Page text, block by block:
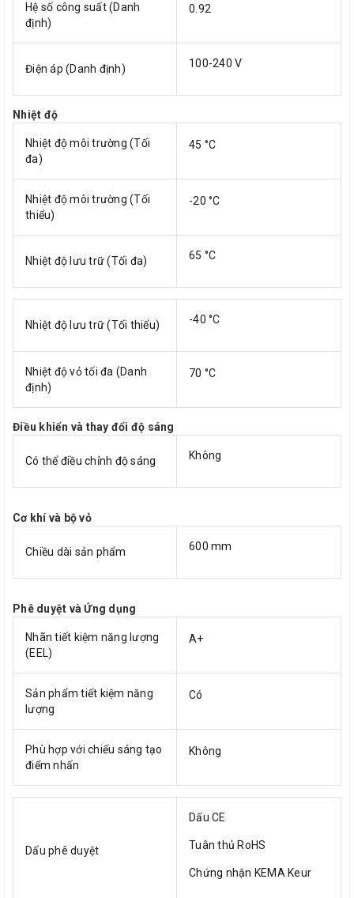
Hệ số công suất (Danh
định)
0.92
Điện áp (Danh định) 100-240 V
Nhiệt độ
Nhiệt độ môi trường (Tối
đa)
45 °C
Nhiệt độ môi trường (Tối
thiểu)
-20 °C
Nhiệt độ lưu trữ (Tối đa) 65 °C
Nhiệt độ lưu trữ (Tối thiểu) -40 °C
Nhiệt độ vỏ tối đa (Danh
định)
70 °C
Điều khiển và thay đổi độ sáng
Có thể điều chỉnh độ sáng Không
Cơ khí và bộ vỏ
Chiều dài sản phẩm 600 mm
Phê duyệt và Ứng dụng
Nhãn tiết kiệm năng lượng
(EEL)
A+
Sản phẩm tiết kiệm năng
lượng
Có
Phù hợp với chiếu sáng tạo
điểm nhấn
Không
Dấu phê duyệt
Dấu CE
Tuân thủ RoHS
Chứng nhận KEMA Keur